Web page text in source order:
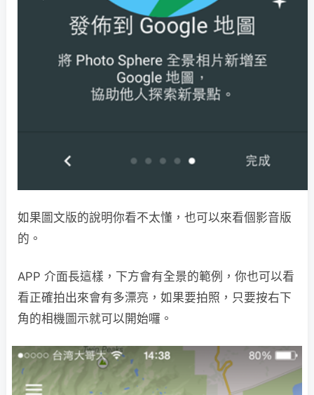
如果圖文版的說明你看不太懂，也可以來看個影音版
的。
APP 介面長這樣，下方會有全景的範例，你也可以看
看正確拍出來會有多漂亮，如果要拍照，只要按右下
角的相機圖示就可以開始囉。